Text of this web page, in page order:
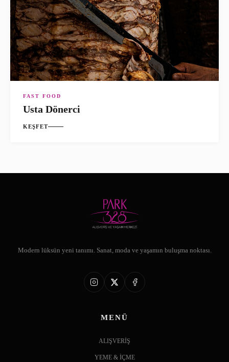
FAST FOOD
Usta Dönerci
KEŞFET
Modern lüksün yeni tanımı. Sanat, moda ve yaşamın buluşma noktası.
MENÜ
ALIŞVERİŞ
YEME & İÇME